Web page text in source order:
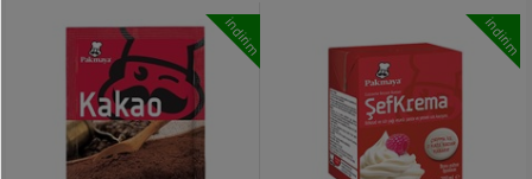
indirim indirim